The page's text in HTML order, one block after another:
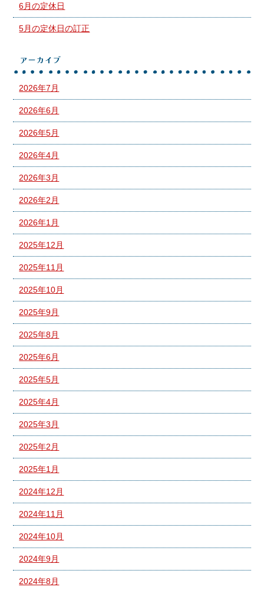
6月の定休日
5月の定休日の訂正
アーカイブ
2026年7月
2026年6月
2026年5月
2026年4月
2026年3月
2026年2月
2026年1月
2025年12月
2025年11月
2025年10月
2025年9月
2025年8月
2025年6月
2025年5月
2025年4月
2025年3月
2025年2月
2025年1月
2024年12月
2024年11月
2024年10月
2024年9月
2024年8月